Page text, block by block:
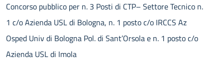
Concorso pubblico per n. 3 Posti di CTP– Settore Tecnico n.
1 c/o Azienda USL di Bologna, n. 1 posto c/o IRCCS Az
Osped Univ di Bologna Pol. di Sant’Orsola e n. 1 posto c/o
Azienda USL di Imola